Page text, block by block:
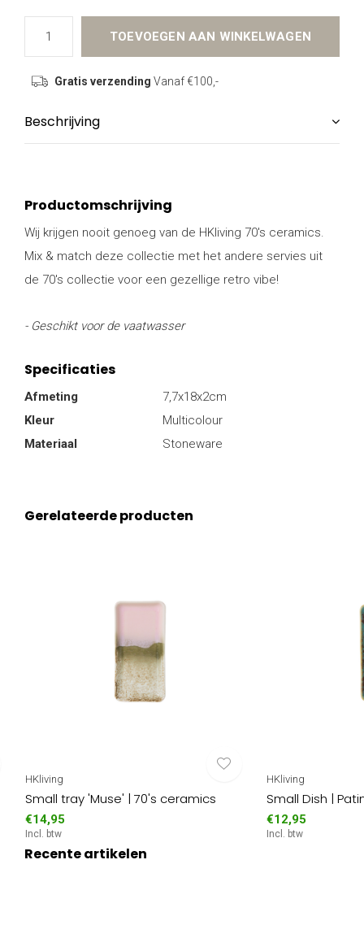
TOEVOEGEN AAN WINKELWAGEN
Gratis verzending Vanaf €100,-
Beschrijving
Productomschrijving
Wij krijgen nooit genoeg van de HKliving 70's ceramics.
Mix & match deze collectie met het andere servies uit
de 70's collectie voor een gezellige retro vibe!
- Geschikt voor de vaatwasser
Specificaties
Afmeting
7,7x18x2cm
Kleur
Multicolour
Materiaal
Stoneware
Gerelateerde producten
HKliving
Small tray 'Muse' | 70's ceramics
€14,95
Incl. btw
HKliving
Small Dish |
€12,95
Incl. btw
Recente artikelen